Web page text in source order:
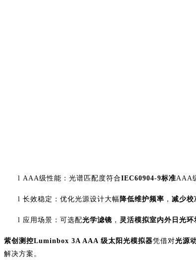
l AAA级性能：光谱匹配度符合IEC60904-9标准AAA
l 长效稳定：优化光源设计大幅 降低维护频率 ， 减少校
l 应用场景：可选配光学滤镜 ， 灵活模拟室内外日光环
紫创测控Luminbox 3A AAA 级太阳光模拟器凭借对光源
解决方案。